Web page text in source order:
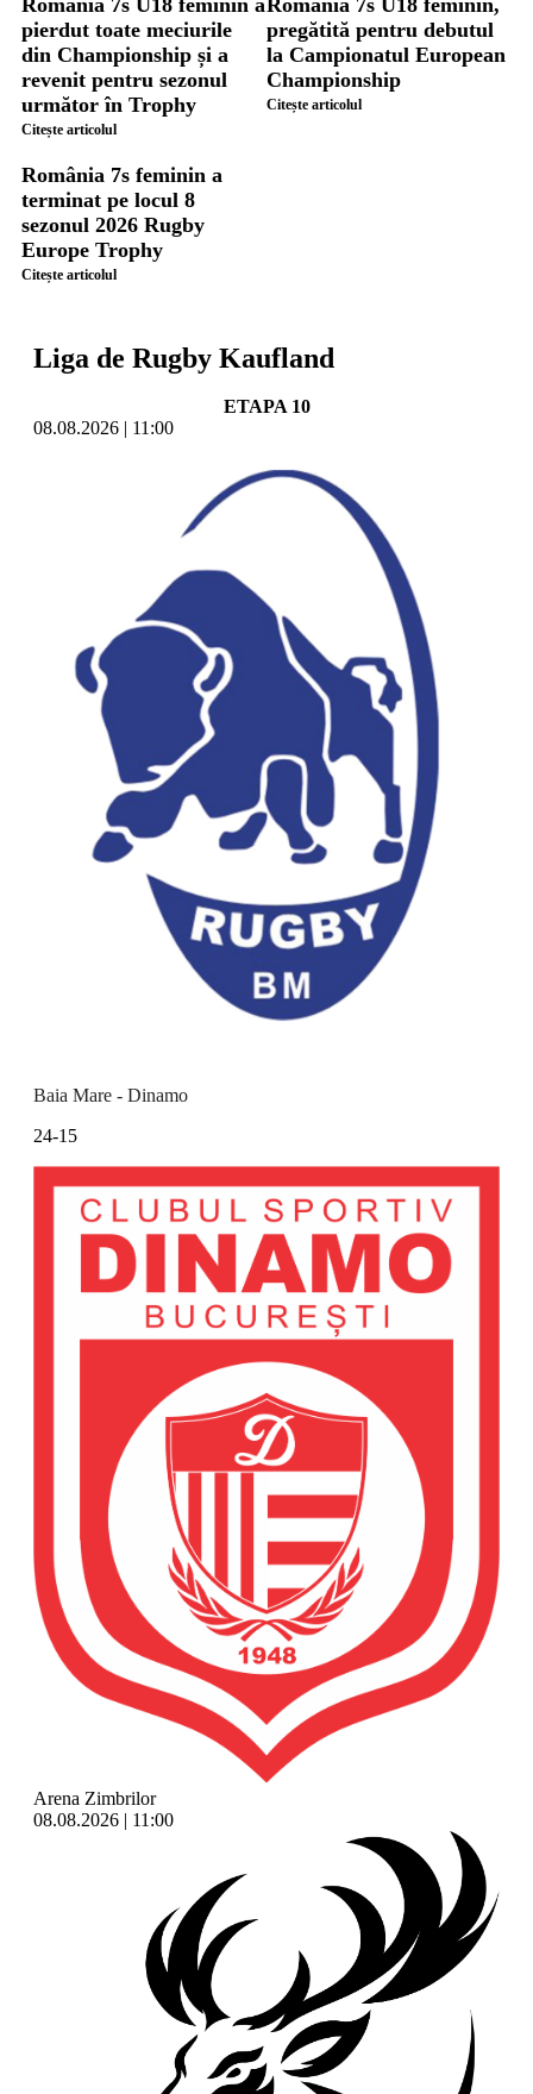
România 7s U18 feminin a
pierdut toate meciurile
din Championship și a
revenit pentru sezonul
următor în Trophy
Citește articolul
România 7s U18 feminin,
pregătită pentru debutul
la Campionatul European
Championship
Citește articolul
România 7s feminin a
terminat pe locul 8
sezonul 2026 Rugby
Europe Trophy
Citește articolul
Liga de Rugby Kaufland
ETAPA 10
08.08.2026 | 11:00
Baia Mare - Dinamo
24-15
Arena Zimbrilor
08.08.2026 | 11:00